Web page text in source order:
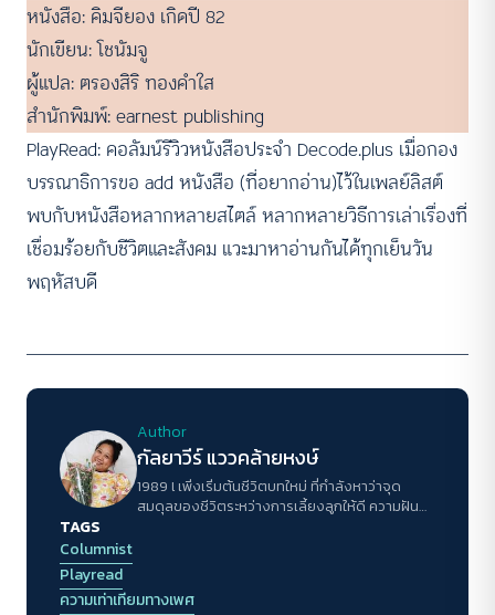
หนังสือ: คิมจียอง เกิดปี 82
นักเขียน: โชนัมจู
ผู้แปล: ตรองสิริ ทองคำใส
สำนักพิมพ์: earnest publishing
PlayRead: คอลัมน์รีวิวหนังสือประจำ Decode.plus เมื่อกอง
บรรณาธิการขอ add หนังสือ (ที่อยากอ่าน)ไว้ในเพลย์ลิสต์
พบกับหนังสือหลากหลายสไตล์ หลากหลายวิธีการเล่าเรื่องที่
เชื่อมร้อยกับชีวิตและสังคม แวะมาหาอ่านกันได้ทุกเย็นวัน
พฤหัสบดี
Author
กัลยาวีร์ แววคล้ายหงษ์
1989 l เพิ่งเริ่มต้นชีวิตบทใหม่ ที่กำลังหาว่าจุด
สมดุลของชีวิตระหว่างการเลี้ยงลูกให้ดี ความฝัน
TAGS
Columnist
Playread
ความเท่าเทียมทางเพศ